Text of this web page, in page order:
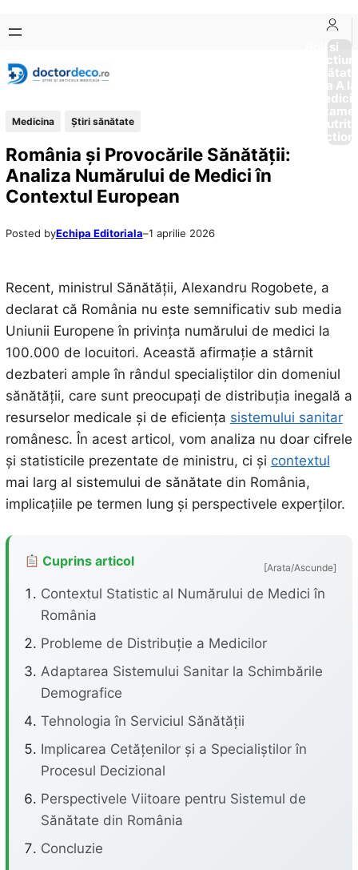
conținut
content
Boli si
Afectiuni
Sănătate
de la A
Medicina Ştiri sănătate
România și Provocările Sănătății:
Analiza Numărului de Medici în
Contextul European
Posted byEchipa Editoriala–1 aprilie 2026
Recent, ministrul Sănătății, Alexandru Rogobete, a
declarat că România nu este semnificativ sub media
Uniunii Europene în privința numărului de medici la
100.000 de locuitori. Această afirmație a stârnit
dezbateri ample în rândul specialiștilor din domeniul
sănătății, care sunt preocupați de distribuția inegală a
resurselor medicale și de eficiența sistemului sanitar
românesc. În acest articol, vom analiza nu doar cifrele
și statisticile prezentate de ministru, ci și contextul
mai larg al sistemului de sănătate din România,
implicațiile pe termen lung și perspectivele experților.
Cuprins articol [Arata/Ascunde]
Contextul Statistic al Numărului de Medici în
România
Probleme de Distribuție a Medicilor
Adaptarea Sistemului Sanitar la Schimbările
Demografice
Tehnologia în Serviciul Sănătății
Implicarea Cetățenilor și a Specialiștilor în
Procesul Decizional
Perspectivele Viitoare pentru Sistemul de
Sănătate din România
Concluzie